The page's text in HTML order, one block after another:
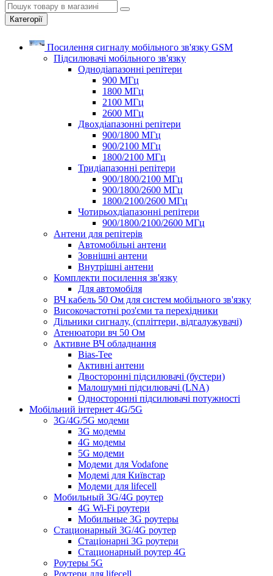
Категорії
Посилення сигналу мобільного зв'язку GSM
Підсилювачі мобільного зв'язку
Однодіапазонні репітери
900 МГц
1800 МГц
2100 МГц
2600 МГц
Двохдіапазонні репітери
900/1800 МГц
900/2100 МГц
1800/2100 МГц
Тридіапазонні репітери
900/1800/2100 МГц
900/1800/2600 МГц
1800/2100/2600 МГц
Чотирьохдіапазонні репітери
900/1800/2100/2600 МГц
Антени для репітерів
Автомобільні антени
Зовнішні антени
Внутрішні антени
Комплекти посилення зв'язку
Для автомобіля
ВЧ кабель 50 Ом для систем мобільного зв'язку
Високочастотні роз'єми та перехідники
Дільники сигналу, (спліттери, відгалужувачі)
Атенюатори вч 50 Ом
Активне ВЧ обладнання
Bias-Tee
Активні антени
Двосторонні підсилювачі (бустери)
Малошумні підсилювачі (LNA)
Односторонні підсилювачі потужності
Мобільний інтернет 4G/5G
3G/4G/5G модеми
3G модемы
4G модемы
5G модеми
Модеми для Vodafone
Модемі для Київстар
Модеми для lifecell
Мобильный 3G/4G роутер
4G Wi-Fi роутери
Мобильные 3G роутеры
Стационарный 3G/4G роутер
Стаціонарні 3G роутери
Стационарный роутер 4G
Роутеры 5G
Роутери для lifecell